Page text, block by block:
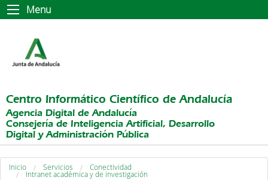
Menu
Centro Informático Científico de Andalucía
Agencia Digital de Andalucía
Consejería de Inteligencia Artificial, Desarrollo
Digital y Administración Pública
Inicio Servicios Conectividad
Intranet académica y de investigación